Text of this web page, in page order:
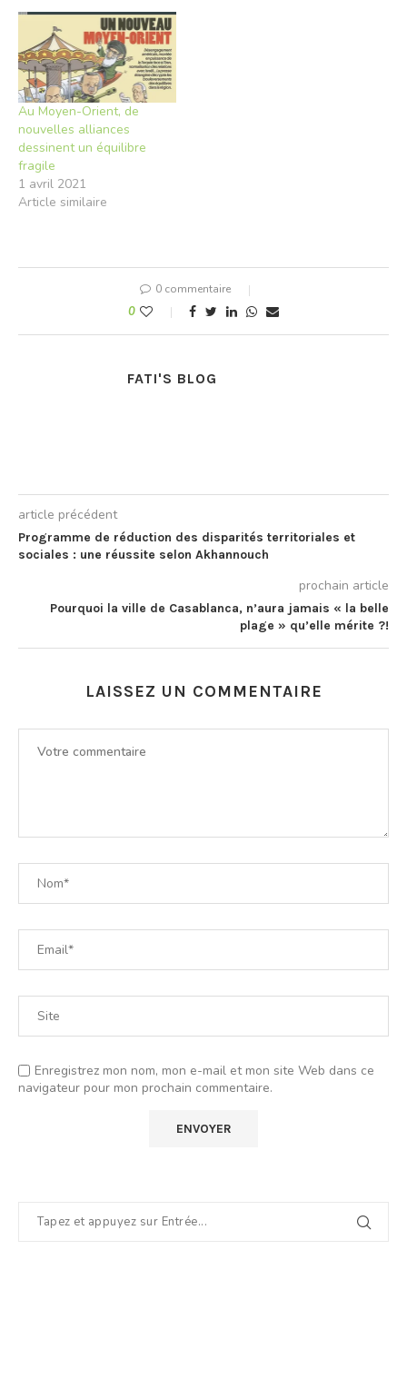
Au Moyen-Orient, de
nouvelles alliances
dessinent un équilibre
fragile
1 avril 2021
Article similaire
0 commentaire
0
FATI'S BLOG
article précédent
Programme de réduction des disparités territoriales et
sociales : une réussite selon Akhannouch
prochain article
Pourquoi la ville de Casablanca, n’aura jamais « la belle
plage » qu’elle mérite ?!
LAISSEZ UN COMMENTAIRE
Enregistrez mon nom, mon e-mail et mon site Web dans ce
navigateur pour mon prochain commentaire.